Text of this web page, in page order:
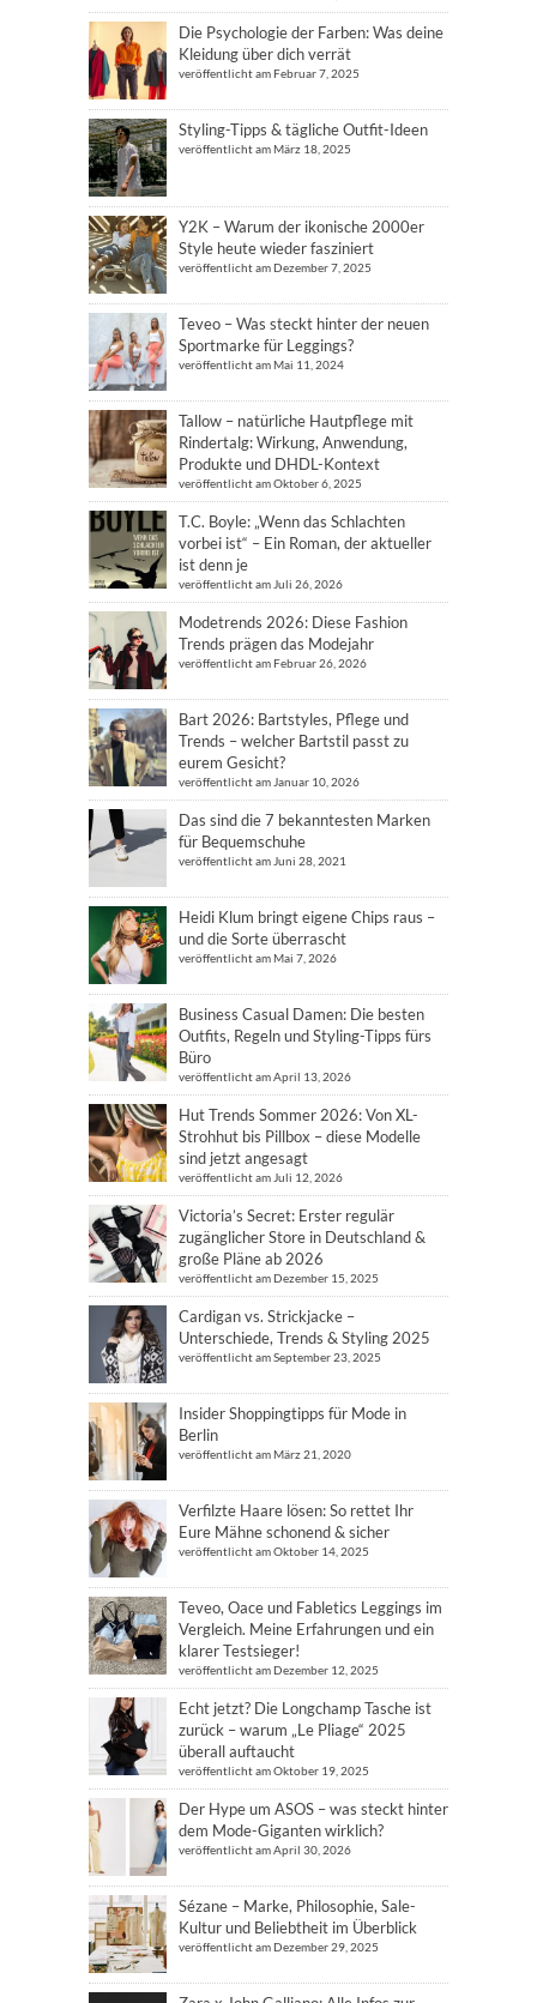
Die Psychologie der Farben: Was deine
Kleidung über dich verrät
veröffentlicht am Februar 7, 2025
Styling-Tipps & tägliche Outfit-Ideen
veröffentlicht am März 18, 2025
Y2K – Warum der ikonische 2000er
Style heute wieder fasziniert
veröffentlicht am Dezember 7, 2025
Teveo – Was steckt hinter der neuen
Sportmarke für Leggings?
veröffentlicht am Mai 11, 2024
Tallow – natürliche Hautpflege mit
Rindertalg: Wirkung, Anwendung,
Produkte und DHDL-Kontext
veröffentlicht am Oktober 6, 2025
T.C. Boyle: „Wenn das Schlachten
vorbei ist“ – Ein Roman, der aktueller
ist denn je
veröffentlicht am Juli 26, 2026
Modetrends 2026: Diese Fashion
Trends prägen das Modejahr
veröffentlicht am Februar 26, 2026
Bart 2026: Bartstyles, Pflege und
Trends – welcher Bartstil passt zu
eurem Gesicht?
veröffentlicht am Januar 10, 2026
Das sind die 7 bekanntesten Marken
für Bequemschuhe
veröffentlicht am Juni 28, 2021
Heidi Klum bringt eigene Chips raus –
und die Sorte überrascht
veröffentlicht am Mai 7, 2026
Business Casual Damen: Die besten
Outfits, Regeln und Styling-Tipps fürs
Büro
veröffentlicht am April 13, 2026
Hut Trends Sommer 2026: Von XL-
Strohhut bis Pillbox – diese Modelle
sind jetzt angesagt
veröffentlicht am Juli 12, 2026
Victoria’s Secret: Erster regulär
zugänglicher Store in Deutschland &
große Pläne ab 2026
veröffentlicht am Dezember 15, 2025
Cardigan vs. Strickjacke –
Unterschiede, Trends & Styling 2025
veröffentlicht am September 23, 2025
Insider Shoppingtipps für Mode in
Berlin
veröffentlicht am März 21, 2020
Verfilzte Haare lösen: So rettet Ihr
Eure Mähne schonend & sicher
veröffentlicht am Oktober 14, 2025
Teveo, Oace und Fabletics Leggings im
Vergleich. Meine Erfahrungen und ein
klarer Testsieger!
veröffentlicht am Dezember 12, 2025
Echt jetzt? Die Longchamp Tasche ist
zurück – warum „Le Pliage“ 2025
überall auftaucht
veröffentlicht am Oktober 19, 2025
Der Hype um ASOS – was steckt hinter
dem Mode-Giganten wirklich?
veröffentlicht am April 30, 2026
Sézane – Marke, Philosophie, Sale-
Kultur und Beliebtheit im Überblick
veröffentlicht am Dezember 29, 2025